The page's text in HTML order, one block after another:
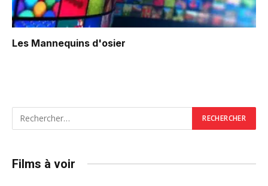
Les Mannequins d'osier
Films à voir